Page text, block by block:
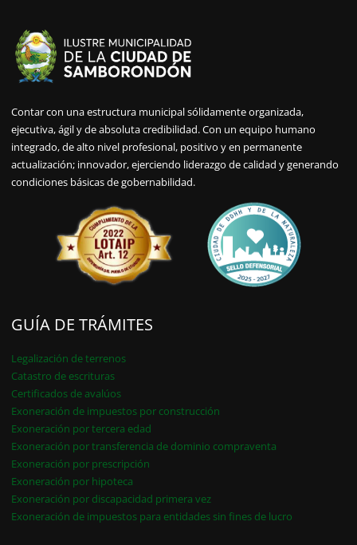
Contar con una estructura municipal sólidamente organizada,
ejecutiva, ágil y de absoluta credibilidad. Con un equipo humano
integrado, de alto nivel profesional, positivo y en permanente
actualización; innovador, ejerciendo liderazgo de calidad y generando
condiciones básicas de gobernabilidad.
GUÍA DE TRÁMITES
Legalización de terrenos
Catastro de escrituras
Certificados de avalúos
Exoneración de impuestos por construcción
Exoneración por tercera edad
Exoneración por transferencia de dominio compraventa
Exoneración por prescripción
Exoneración por hipoteca
Exoneración por discapacidad primera vez
Exoneración de impuestos para entidades sin fines de lucro